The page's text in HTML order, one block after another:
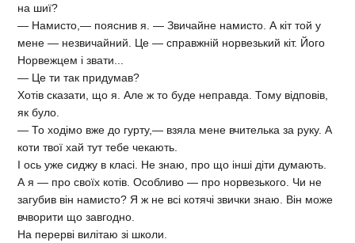
на шиї?
— Намисто,— пояснив я. — Звичайне намисто. А кіт той у
мене — незвичайний. Це — справжній норвезький кіт. Його
Норвежцем і звати...
— Це ти так придумав?
Хотів сказати, що я. Але ж то буде неправда. Тому відповів,
як було.
— То ходімо вже до гурту,— взяла мене вчителька за руку. А
коти твої хай тут тебе чекають.
І ось уже сиджу в класі. Не знаю, про що інші діти думають.
А я — про своїх котів. Особливо — про норвезького. Чи не
загубив він намисто? Я ж не всі котячі звички знаю. Він може
вчворити що завгодно.
На перерві вилітаю зі школи.